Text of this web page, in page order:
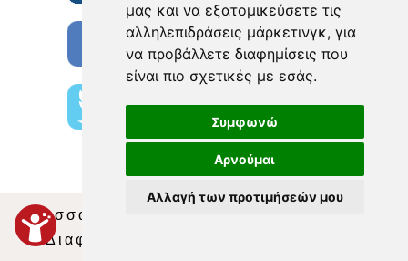
μας και να εξατομικεύσετε τις
αλληλεπιδράσεις μάρκετινγκ, για
να προβάλλετε διαφημίσεις που
είναι πιο σχετικές με εσάς.
Συμφωνώ
Αρνούμαι
Αλλαγή των προτιμήσεών μου
Θεσσαλία Τηλεόραση
Διαφήμιση